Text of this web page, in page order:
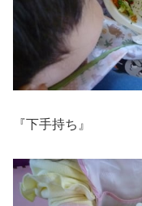
『下手持ち』